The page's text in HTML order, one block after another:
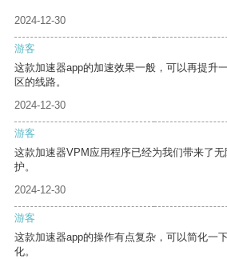
2024-12-30
游客
这款加速器app的加速效果一般，可以再提升
区的线路。
2024-12-30
游客
这款加速器VPM应用程序已经为我们带来了
护。
2024-12-30
游客
这款加速器app的操作有点复杂，可以简化一
化。